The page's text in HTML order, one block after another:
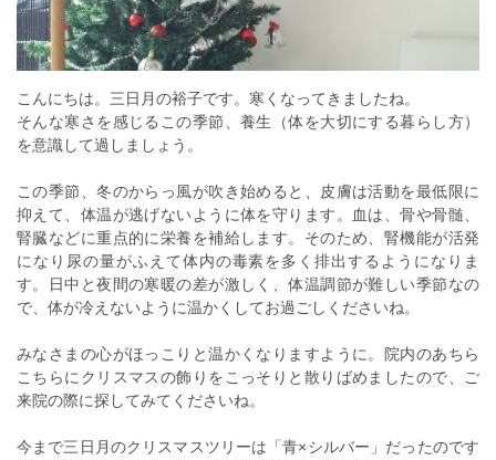
こんにちは。三日月の裕子です。寒くなってきましたね。
そんな寒さを感じるこの季節、養生（体を大切にする暮らし方）
を意識して過しましょう。
この季節、冬のからっ風が吹き始めると、皮膚は活動を最低限に
抑えて、体温が逃げないように体を守ります。血は、骨や骨髄、
腎臓などに重点的に栄養を補給します。そのため、腎機能が活発
になり尿の量がふえて体内の毒素を多く排出するようになりま
す。日中と夜間の寒暖の差が激しく、体温調節が難しい季節なの
で、体が冷えないように温かくしてお過ごしくださいね。
みなさまの心がほっこりと温かくなりますように。院内のあちら
こちらにクリスマスの飾りをこっそりと散りばめましたので、ご
来院の際に探してみてくださいね。
今まで三日月のクリスマスツリーは「青×シルバー」だったのです